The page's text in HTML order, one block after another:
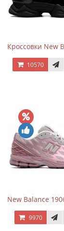
Кроссовки New
10570
New Balance
9970